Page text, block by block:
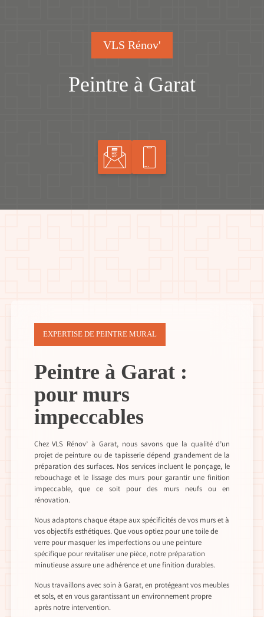
VLS Rénov'
Peintre à Garat
EXPERTISE DE PEINTRE MURAL
Peintre à Garat :
pour murs
impeccables
Chez VLS Rénov’ à Garat, nous savons que la qualité d’un
projet de peinture ou de tapisserie dépend grandement de la
préparation des surfaces. Nos services incluent le ponçage, le
rebouchage et le lissage des murs pour garantir une finition
impeccable, que ce soit pour des murs neufs ou en
rénovation.
Nous adaptons chaque étape aux spécificités de vos murs et à
vos objectifs esthétiques. Que vous optiez pour une toile de
verre pour masquer les imperfections ou une peinture
spécifique pour revitaliser une pièce, notre préparation
minutieuse assure une adhérence et une finition durables.
Nous travaillons avec soin à Garat, en protégeant vos meubles
et sols, et en vous garantissant un environnement propre
après notre intervention.